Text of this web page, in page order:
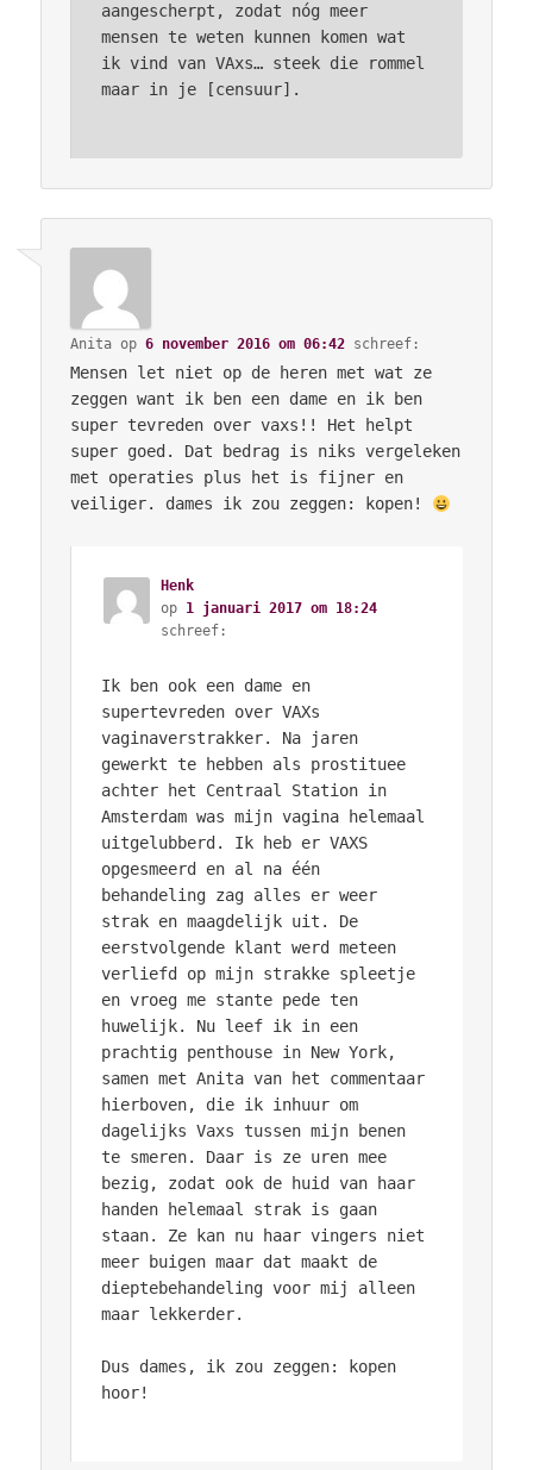
aangescherpt, zodat nóg meer
mensen te weten kunnen komen wat
ik vind van VAxs… steek die rommel
maar in je [censuur].
Anita op6 november 2016 om 06:42 schreef:
Mensen let niet op de heren met wat ze
zeggen want ik ben een dame en ik ben
super tevreden over vaxs!! Het helpt
super goed. Dat bedrag is niks vergeleken
met operaties plus het is fijner en
veiliger. dames ik zou zeggen: kopen!
Henk
op 1 januari 2017 om 18:24
schreef:
Ik ben ook een dame en
supertevreden over VAXs
vaginaverstrakker. Na jaren
gewerkt te hebben als prostituee
achter het Centraal Station in
Amsterdam was mijn vagina helemaal
uitgelubberd. Ik heb er VAXS
opgesmeerd en al na één
behandeling zag alles er weer
strak en maagdelijk uit. De
eerstvolgende klant werd meteen
verliefd op mijn strakke spleetje
en vroeg me stante pede ten
huwelijk. Nu leef ik in een
prachtig penthouse in New York,
samen met Anita van het commentaar
hierboven, die ik inhuur om
dagelijks Vaxs tussen mijn benen
te smeren. Daar is ze uren mee
bezig, zodat ook de huid van haar
handen helemaal strak is gaan
staan. Ze kan nu haar vingers niet
meer buigen maar dat maakt de
dieptebehandeling voor mij alleen
maar lekkerder.
Dus dames, ik zou zeggen: kopen
hoor!